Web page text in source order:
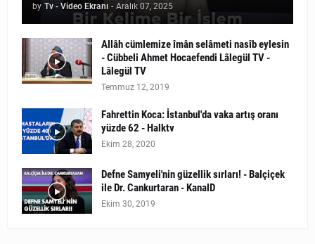
by Tv - Video Ekranı - Aralık 07, 2025
Allâh cümlemize îmân selâmeti nasîb eylesin
- Cübbeli Ahmet Hocaefendi Lâlegül TV -
Lâlegül TV
Temmuz 12, 2019
Fahrettin Koca: İstanbul'da vaka artış oranı
yüzde 62 - Halktv
Ekim 28, 2020
Defne Samyeli'nin güzellik sırları! - Balçiçek
ile Dr. Cankurtaran - KanalD
Ekim 30, 2019